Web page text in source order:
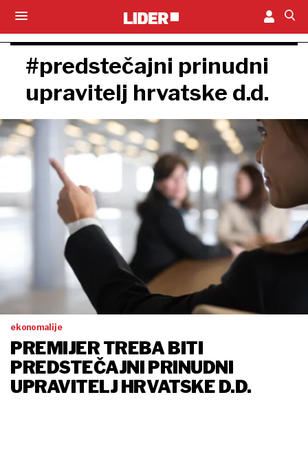
#predstečajni prinudni
upravitelj hrvatske d.d.
ekonomalije
PREMIJER TREBA BITI
PREDSTEČAJNI PRINUDNI
UPRAVITELJ HRVATSKE D.D.